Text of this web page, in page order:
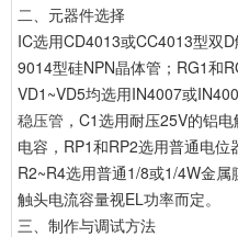
二、元器件选择
IC选用CD4013或CC4013型双
9014型硅NPN晶体管；RG1和
VD1~VD5均选用IN4007或
稳压管 ，C1选用耐压25V的铝
电容，RP1和RP2选用普通电位
R2~R4选用普通1/8或1/4W金
触头电流容量视EL功率而定。
三、制作与调试方法